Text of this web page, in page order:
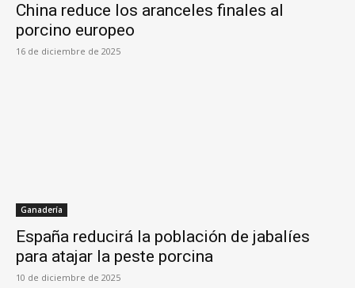
China reduce los aranceles finales al
porcino europeo
16 de diciembre de 2025
Ganadería
España reducirá la población de jabalíes
para atajar la peste porcina
10 de diciembre de 2025